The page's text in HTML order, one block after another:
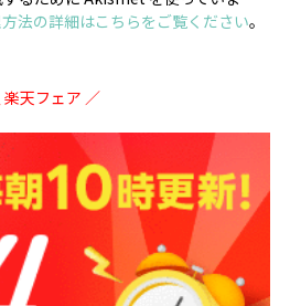
法の詳細はこちらをご覧ください。
楽天フェア ／